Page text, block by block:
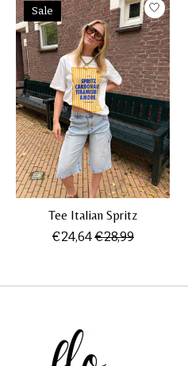
Sale
Tee Italian Spritz
€24,64€28,99